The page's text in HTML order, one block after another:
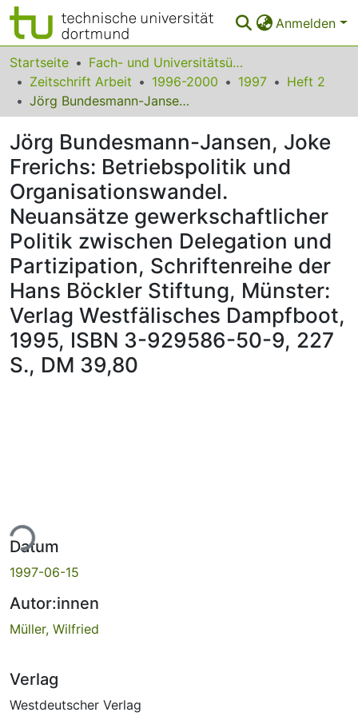
Anmelden
Bereiche & Sammlungen
Das gesamte Repositorium
FAQ
Leitlinien
Zurück zur Startseite
Startseite
Fach- und Universitätsübergreifendes
Zeitschrift Arbeit
1996-2000 1997
Heft 2
Jörg Bundesmann-Jansen, Joke Frerichs: Betriebspolitik und Organisationswandel. Neuansätze gewerkschaftlicher Politik zwischen Delegation und Partizipation, Schriftenreihe der Hans Böckler Stiftung, Münster: Verlag Westfälisches Dampfboot, 1995, ISBN 3-929586-50-9, 227 S., DM 39,80
Jörg Bundesmann-Jansen, Joke
Frerichs: Betriebspolitik und
Organisationswandel.
Neuansätze gewerkschaftlicher
Politik zwischen Delegation und
Partizipation, Schriftenreihe der
Hans Böckler Stiftung, Münster:
Verlag Westfälisches Dampfboot,
1995, ISBN 3-929586-50-9, 227
S., DM 39,80
Datum
1997-06-15
Autor:innen
Müller, Wilfried
Verlag
Westdeutscher Verlag